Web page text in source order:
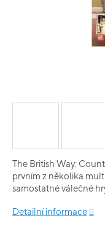
The British Way:
prvním z několika
samostatné válečné
velké "mimořádné
Detailní informace